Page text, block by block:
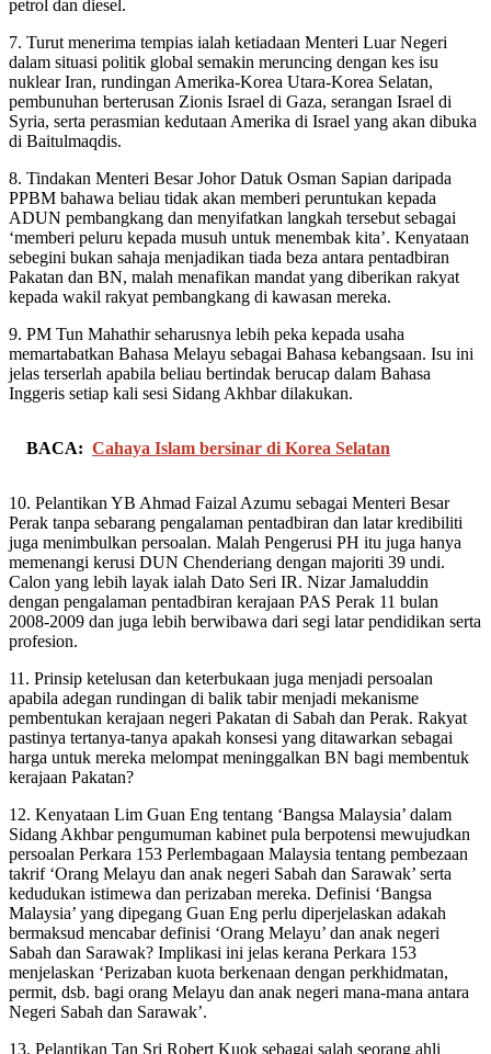
petrol dan diesel.
7. Turut menerima tempias ialah ketiadaan Menteri Luar Negeri
dalam situasi politik global semakin meruncing dengan kes isu
nuklear Iran, rundingan Amerika-Korea Utara-Korea Selatan,
pembunuhan berterusan Zionis Israel di Gaza, serangan Israel di
Syria, serta perasmian kedutaan Amerika di Israel yang akan dibuka
di Baitulmaqdis.
8. Tindakan Menteri Besar Johor Datuk Osman Sapian daripada
PPBM bahawa beliau tidak akan memberi peruntukan kepada
ADUN pembangkang dan menyifatkan langkah tersebut sebagai
‘memberi peluru kepada musuh untuk menembak kita’. Kenyataan
sebegini bukan sahaja menjadikan tiada beza antara pentadbiran
Pakatan dan BN, malah menafikan mandat yang diberikan rakyat
kepada wakil rakyat pembangkang di kawasan mereka.
9. PM Tun Mahathir seharusnya lebih peka kepada usaha
memartabatkan Bahasa Melayu sebagai Bahasa kebangsaan. Isu ini
jelas terserlah apabila beliau bertindak berucap dalam Bahasa
Inggeris setiap kali sesi Sidang Akhbar dilakukan.
BACA: Cahaya Islam bersinar di Korea Selatan
10. Pelantikan YB Ahmad Faizal Azumu sebagai Menteri Besar
Perak tanpa sebarang pengalaman pentadbiran dan latar kredibiliti
juga menimbulkan persoalan. Malah Pengerusi PH itu juga hanya
memenangi kerusi DUN Chenderiang dengan majoriti 39 undi.
Calon yang lebih layak ialah Dato Seri IR. Nizar Jamaluddin
dengan pengalaman pentadbiran kerajaan PAS Perak 11 bulan
2008-2009 dan juga lebih berwibawa dari segi latar pendidikan serta
profesion.
11. Prinsip ketelusan dan keterbukaan juga menjadi persoalan
apabila adegan rundingan di balik tabir menjadi mekanisme
pembentukan kerajaan negeri Pakatan di Sabah dan Perak. Rakyat
pastinya tertanya-tanya apakah konsesi yang ditawarkan sebagai
harga untuk mereka melompat meninggalkan BN bagi membentuk
kerajaan Pakatan?
12. Kenyataan Lim Guan Eng tentang ‘Bangsa Malaysia’ dalam
Sidang Akhbar pengumuman kabinet pula berpotensi mewujudkan
persoalan Perkara 153 Perlembagaan Malaysia tentang pembezaan
takrif ‘Orang Melayu dan anak negeri Sabah dan Sarawak’ serta
kedudukan istimewa dan perizaban mereka. Definisi ‘Bangsa
Malaysia’ yang dipegang Guan Eng perlu diperjelaskan adakah
bermaksud mencabar definisi ‘Orang Melayu’ dan anak negeri
Sabah dan Sarawak? Implikasi ini jelas kerana Perkara 153
menjelaskan ‘Perizaban kuota berkenaan dengan perkhidmatan,
permit, dsb. bagi orang Melayu dan anak negeri mana-mana antara
Negeri Sabah dan Sarawak’.
13. Pelantikan Tan Sri Robert Kuok sebagai salah seorang ahli